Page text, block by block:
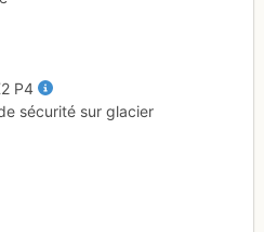
P4
sécurité sur glacier